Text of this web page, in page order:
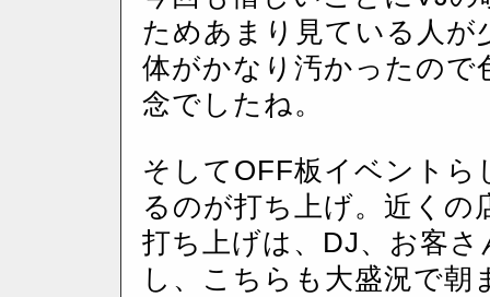
ためあまり見ている人
体がかなり汚かったの
念でしたね。
そしてOFF板イベント
るのが打ち上げ。近く
打ち上げは、DJ、お客
し、こちらも大盛況で